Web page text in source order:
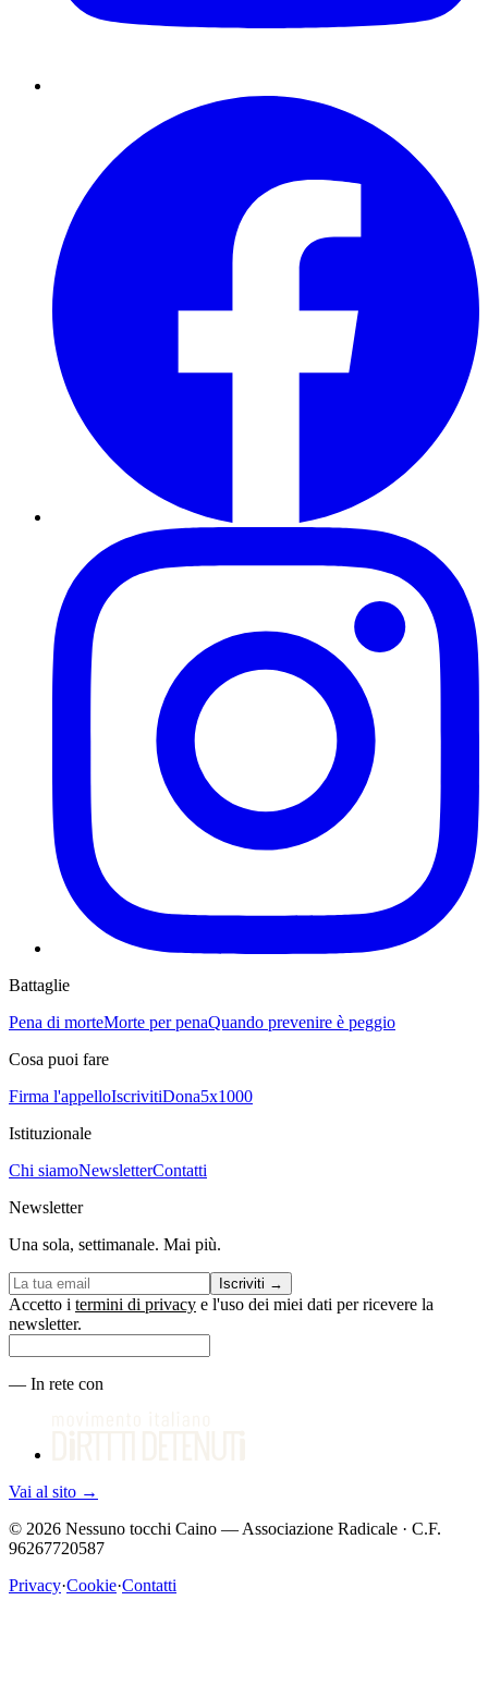
Battaglie
Pena di morteMorte per penaQuando prevenire è peggio
Cosa puoi fare
Firma l'appelloIscrivitiDona5x1000
Istituzionale
Chi siamoNewsletterContatti
Newsletter
Una sola, settimanale. Mai più.
Iscriviti →
Accetto i termini di privacy e l'uso dei miei dati per ricevere la
newsletter.
— In rete con
Vai al sito →
© 2026 Nessuno tocchi Caino — Associazione Radicale · C.F.
96267720587
Privacy·Cookie·Contatti